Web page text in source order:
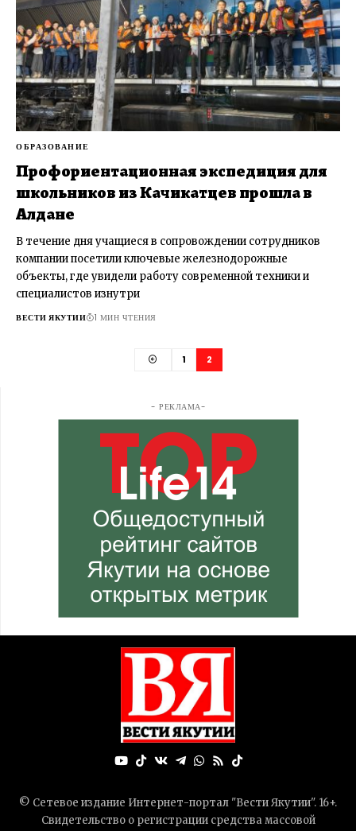
ОБРАЗОВАНИЕ
Профориентационная экспедиция для
школьников из Качикатцев прошла в
Алдане
В течение дня учащиеся в сопровождении сотрудников
компании посетили ключевые железнодорожные
объекты, где увидели работу современной техники и
специалистов изнутри
ВЕСТИ ЯКУТИИ 1 МИН ЧТЕНИЯ
1 2
- РЕКЛАМА-
© Сетевое издание Интернет-портал "Вести Якутии". 16+.
Свидетельство о регистрации средства массовой